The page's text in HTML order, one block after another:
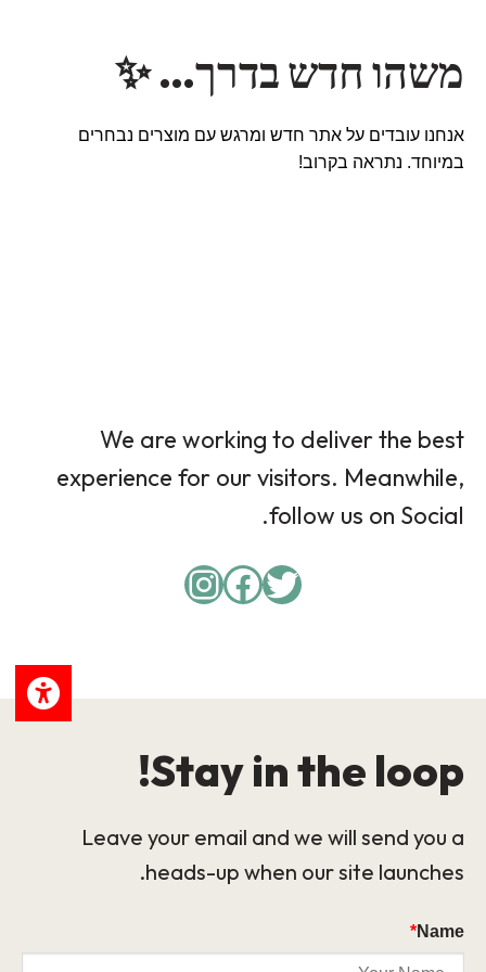
משהו חדש בדרך… ✨
אנחנו עובדים על אתר חדש ומרגש עם מוצרים נבחרים
במיוחד. נתראה בקרוב!
We are working to deliver the best
experience for our visitors. Meanwhile,
follow us on Social.
Twitter
Facebook
Instagram
Stay in the loop!
Leave your email and we will send you a
heads-up when our site launches.
Name
*